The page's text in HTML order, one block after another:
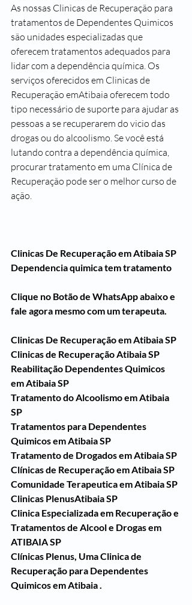
As nossas Clinicas de Recuperação para
tratamentos de Dependentes Quimicos
são unidades especializadas que
oferecem tratamentos adequados para
lidar com a dependência química. Os
serviços oferecidos em Clinicas de
Recuperação emAtibaia oferecem todo
tipo necessário de suporte para ajudar as
pessoas a se recuperarem do vicio das
drogas ou do alcoolismo. Se você está
lutando contra a dependência química,
procurar tratamento em uma Clínica de
Recuperação pode ser o melhor curso de
ação.
Clinicas De Recuperação em Atibaia SP
Dependencia quimica tem tratamento
Clique no Botão de WhatsApp abaixo e
fale agora mesmo com um terapeuta.
Clinicas De Recuperação em Atibaia SP
Clinicas de Recuperação Atibaia SP
Reabilitação Dependentes Quimicos
em Atibaia SP
Tratamento do Alcoolismo em Atibaia
SP
Tratamentos para Dependentes
Quimicos em Atibaia SP
Tratamento de Drogados em Atibaia SP
Clínicas de Recuperação em Atibaia SP
Comunidade Terapeutica em Atibaia SP
Clinicas PlenusAtibaia SP
Clinica Especializada em Recuperação e
Tratamentos de Alcool e Drogas em
ATIBAIA SP
Clínicas Plenus, Uma Clinica de
Recuperação para Dependentes
Quimicos em Atibaia .